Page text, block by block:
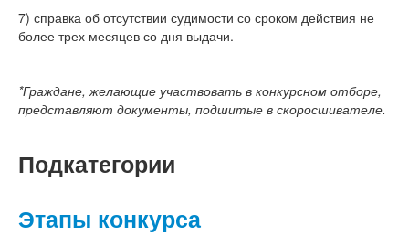
7) справка об отсутствии судимости со сроком действия не
более трех месяцев со дня выдачи.
*Граждане, желающие участвовать в конкурсном отборе,
представляют документы, подшитые в скоросшивателе.
Подкатегории
Этапы конкурса